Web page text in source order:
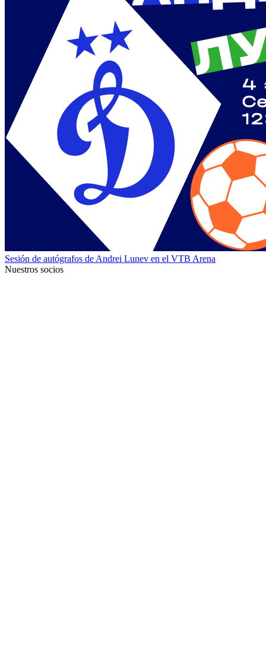
Sesión de autógrafos de Andrei Lunev en el VTB Arena
Nuestros socios